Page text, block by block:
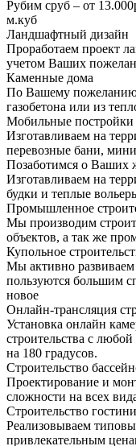
Рубим сруб – от
м.куб
Ландшафтный дизайн
Проработаем проект
учетом Ваших
Каменные дома
По Вашему
газобетона или из
Мобильные постройки
Изготавливаем на
перевозные бани,
Позаботимся о Ваших
Изготавливаем на
будки и теплые
Промышленное
Мы производим
объектов, а так же
Купольное
Мы активно
пользуются большим
новое
Онлайн-трансляция
Установка онлайн
строительства с
на 180 градусов.
Строительство
Проектирование и
сложности на всех
Строительство
Реализовываем
привлекательным